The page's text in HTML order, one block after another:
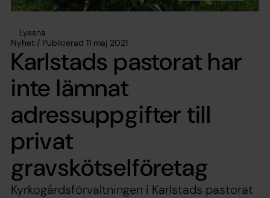
Lyssna
Nyhet / Publicerad 11 maj 2021
Karlstads pastorat har
inte lämnat
adressuppgifter till
privat
gravskötselföretag
Kyrkogårdsförvaltningen i Karlstads pastorat